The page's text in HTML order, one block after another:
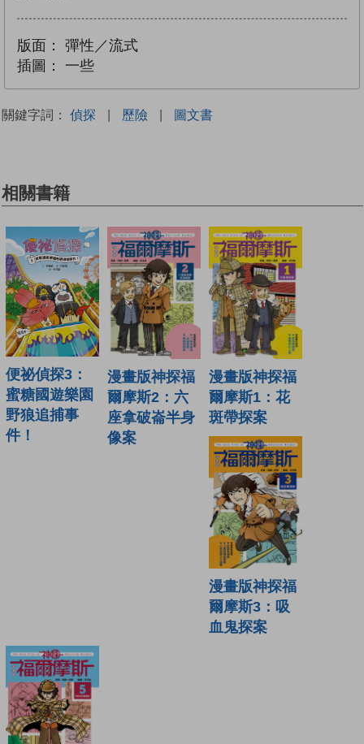
版面：
彈性／流式
插圖：
一些
關鍵字詞： 偵探 | 歷險 | 圖文書
相關書籍
便祕偵探3：
蜜糖國遊樂園
野狼追捕事
件！
漫畫版神探福
爾摩斯2：六
座拿破崙半身
像案
漫畫版神探福
爾摩斯1：花
斑帶探案
漫畫版神探福
爾摩斯3：吸
血鬼探案